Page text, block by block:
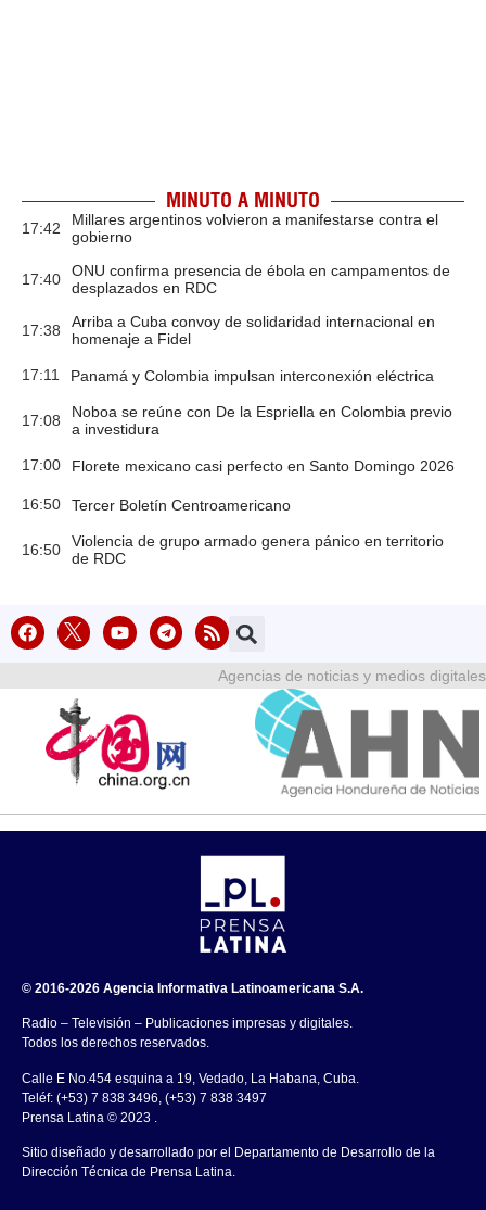
MINUTO A MINUTO
17:42
Millares argentinos volvieron a manifestarse contra el
gobierno
17:40
ONU confirma presencia de ébola en campamentos de
desplazados en RDC
17:38
Arriba a Cuba convoy de solidaridad internacional en
homenaje a Fidel
17:11 Panamá y Colombia impulsan interconexión eléctrica
17:08
Noboa se reúne con De la Espriella en Colombia previo
a investidura
17:00 Florete mexicano casi perfecto en Santo Domingo 2026
16:50 Tercer Boletín Centroamericano
16:50
Violencia de grupo armado genera pánico en territorio
de RDC
Agencias de noticias y medios digitales
© 2016-2026 Agencia Informativa Latinoamericana S.A.
Radio – Televisión – Publicaciones impresas y digitales.
Todos los derechos reservados.
Calle E No.454 esquina a 19, Vedado, La Habana, Cuba.
Teléf: (+53) 7 838 3496, (+53) 7 838 3497
Prensa Latina © 2023 .
Sitio diseñado y desarrollado por el Departamento de Desarrollo de la
Dirección Técnica de Prensa Latina.